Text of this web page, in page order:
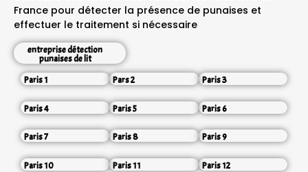
France pour détecter la présence de punaises et
effectuer le traitement si nécessaire
entreprise détection
punaises de lit
Paris 1
Pars 2 Paris 3
Paris 4 Paris 5 Paris 6
Paris 7 Paris 8 Paris 9
Paris 10 Paris 11 Paris 12